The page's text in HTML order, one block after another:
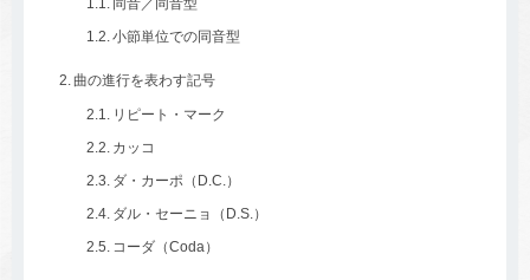
同音／同音型
小節単位での同音型
曲の進行を表わす記号
リピート・マーク
カッコ
ダ・カーポ（D.C.）
ダル・セーニョ（D.S.）
コーダ（Coda）